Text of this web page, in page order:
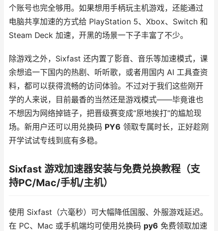
个账号也完全够用。如果想用手柄玩主机游戏，还能通过
电脑共享加速的方式给 PlayStation 5、Xbox、Switch 和
Steam Deck 加速，开黑的场景一下子丰富了不少。
除游戏之外，Sixfast 还内置了影音、音乐等加速模式，课
余想追一下国内的热剧、听听歌，或者用国内 AI 工具查资
料，都可以获得流畅的访问体验。不过对于我们这些刚开
学的人来说，目前最香的当然还是游戏模式——毕竟谁也
不想因为网络掉链子，把晋级赛变成“原地挨打”的尴尬现
场。新用户还可以用兑换码 PY6 领取专属时长，正好趁刚
开学试试专线到底有多稳。
Sixfast 游戏加速器安装与免费兑换教程（支
持PC/Mac/手机/主机）
使用 Sixfast（六毫秒）可大幅降低国服、外服游戏延迟。
在 PC、Mac 或手机端均可使用兑换码 py6 免费领取加速